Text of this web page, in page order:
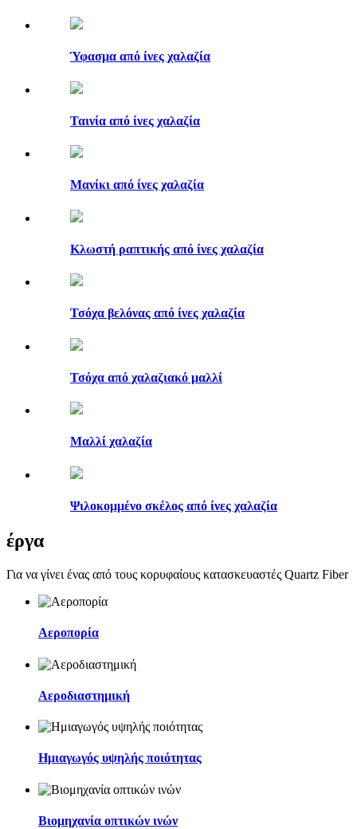
Ύφασμα από ίνες χαλαζία
Ταινία από ίνες χαλαζία
Μανίκι από ίνες χαλαζία
Κλωστή ραπτικής από ίνες χαλαζία
Τσόχα βελόνας από ίνες χαλαζία
Τσόχα από χαλαζιακό μαλλί
Μαλλί χαλαζία
Ψιλοκομμένο σκέλος από ίνες χαλαζία
έργα
Για να γίνει ένας από τους κορυφαίους κατασκευαστές Quartz Fiber
Αεροπορία
Αεροδιαστημική
Ημιαγωγός υψηλής ποιότητας
Βιομηχανία οπτικών ινών